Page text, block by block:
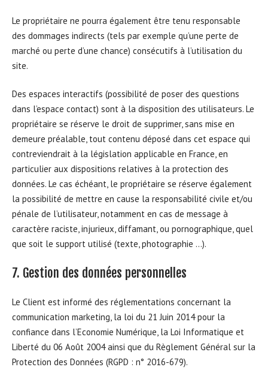
Le propriétaire ne pourra également être tenu responsable
des dommages indirects (tels par exemple qu’une perte de
marché ou perte d’une chance) consécutifs à l’utilisation du
site.
Des espaces interactifs (possibilité de poser des questions
dans l’espace contact) sont à la disposition des utilisateurs. Le
propriétaire se réserve le droit de supprimer, sans mise en
demeure préalable, tout contenu déposé dans cet espace qui
contreviendrait à la législation applicable en France, en
particulier aux dispositions relatives à la protection des
données. Le cas échéant, le propriétaire se réserve également
la possibilité de mettre en cause la responsabilité civile et/ou
pénale de l’utilisateur, notamment en cas de message à
caractère raciste, injurieux, diffamant, ou pornographique, quel
que soit le support utilisé (texte, photographie …).
7. Gestion des données personnelles
Le Client est informé des réglementations concernant la
communication marketing, la loi du 21 Juin 2014 pour la
confiance dans l’Economie Numérique, la Loi Informatique et
Liberté du 06 Août 2004 ainsi que du Règlement Général sur la
Protection des Données (RGPD : n° 2016-679).